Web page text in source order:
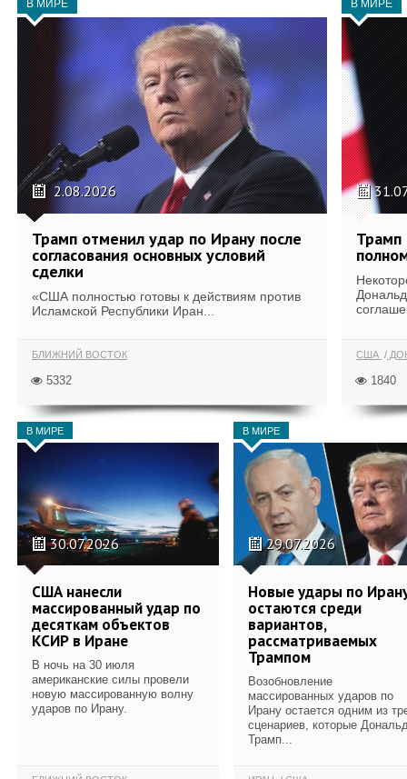
В МИРЕ
2.08.2026
Трамп отменил удар по Ирану после
согласования основных условий
сделки
«США полностью готовы к действиям против
Исламской Республики Иран...
БЛИЖНИЙ ВОСТОК
5332
В МИРЕ
Трамп
США
1840
В МИРЕ
30.07.2026
США нанесли
массированный удар по
десяткам объектов
КСИР в Иране
В ночь на 30 июля
американские силы провели
новую массированную волну
ударов по Ирану.
В МИРЕ
29.07.2026
Новые удары по
остаются среди
вариантов,
рассматриваемых
Трампом
Возобновление
массированных ударов по
Ирану остается одним из
сценариев, которые
Трамп...